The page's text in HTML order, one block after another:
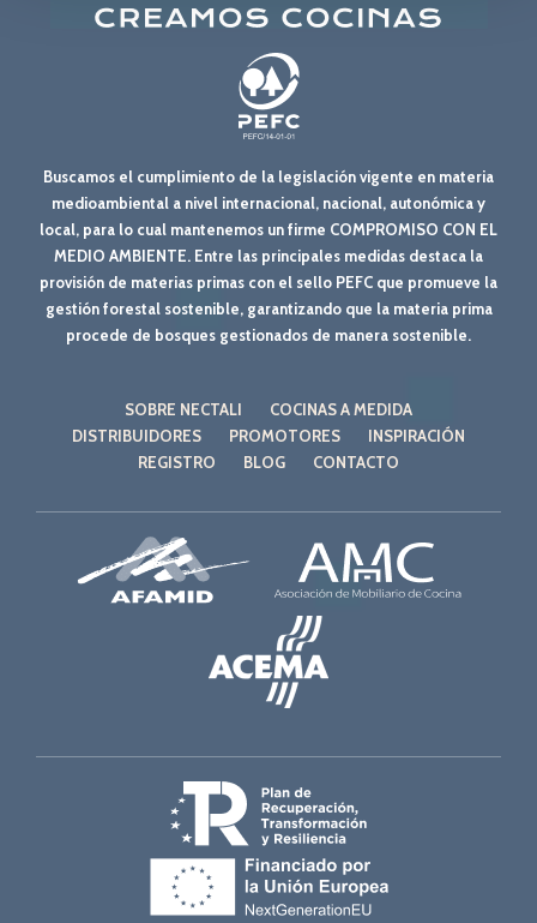
Buscamos el cumplimiento de la legislación vigente en materia
medioambiental a nivel internacional, nacional, autonómica y
local, para lo cual mantenemos un firme COMPROMISO CON EL
MEDIO AMBIENTE. Entre las principales medidas destaca la
provisión de materias primas con el sello PEFC que promueve la
gestión forestal sostenible, garantizando que la materia prima
procede de bosques gestionados de manera sostenible.
SOBRE NECTALI
COCINAS A MEDIDA
DISTRIBUIDORES
PROMOTORES
INSPIRACIÓN
REGISTRO
BLOG CONTACTO